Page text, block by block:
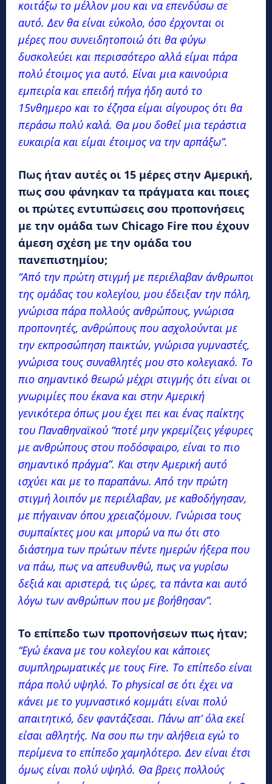
κοιτάξω το μέλλον μου και να επενδύσω σε
αυτό. Δεν θα είναι εύκολο, όσο έρχονται οι
μέρες που συνειδητοποιώ ότι θα φύγω
δυσκολεύει και περισσότερο αλλά είμαι πάρα
πολύ έτοιμος για αυτό. Είναι μια καινούρια
εμπειρία και επειδή πήγα ήδη αυτό το
15νθημερο και το έζησα είμαι σίγουρος ότι θα
περάσω πολύ καλά. Θα μου δοθεί μια τεράστια
ευκαιρία και είμαι έτοιμος να την αρπάξω”.
Πως ήταν αυτές οι 15 μέρες στην Αμερική,
πως σου φάνηκαν τα πράγματα και ποιες
οι πρώτες εντυπώσεις σου προπονήσεις
με την ομάδα των Chicago Fire που έχουν
άμεση σχέση με την ομάδα του
πανεπιστημίου;
“Από την πρώτη στιγμή με περιέλαβαν άνθρωποι
της ομάδας του κολεγίου, μου έδειξαν την πόλη,
γνώρισα πάρα πολλούς ανθρώπους, γνώρισα
προπονητές, ανθρώπους που ασχολούνται με
την εκπροσώπηση παικτών, γνώρισα γυμναστές,
γνώρισα τους συναθλητές μου στο κολεγιακό. Το
πιο σημαντικό θεωρώ μέχρι στιγμής ότι είναι οι
γνωριμίες που έκανα και στην Αμερική
γενικότερα όπως μου έχει πει και ένας παίκτης
του Παναθηναϊκού “ποτέ μην γκρεμίζεις γέφυρες
με ανθρώπους στου ποδόσφαιρο, είναι το πιο
σημαντικό πράγμα”. Και στην Αμερική αυτό
ισχύει και με το παραπάνω. Από την πρώτη
στιγμή λοιπόν με περιέλαβαν, με καθοδήγησαν,
με πήγαιναν όπου χρειαζόμουν. Γνώρισα τους
συμπαίκτες μου και μπορώ να πω ότι στο
διάστημα των πρώτων πέντε ημερών ήξερα που
να πάω, πως να απευθυνθώ, πως να γυρίσω
δεξιά και αριστερά, τις ώρες, τα πάντα και αυτό
λόγω των ανθρώπων που με βοήθησαν”.
Το επίπεδο των προπονήσεων πως ήταν;
“Εγώ έκανα με του κολεγίου και κάποιες
συμπληρωματικές με τους Fire. Το επίπεδο είναι
πάρα πολύ υψηλό. Το physical σε ότι έχει να
κάνει με το γυμναστικό κομμάτι είναι πολύ
απαιτητικό, δεν φαντάζεσαι. Πάνω απ’ όλα εκεί
είσαι αθλητής. Να σου πω την αλήθεια εγώ το
περίμενα το επίπεδο χαμηλότερο. Δεν είναι έτσι
όμως είναι πολύ υψηλό. Θα βρεις πολλούς